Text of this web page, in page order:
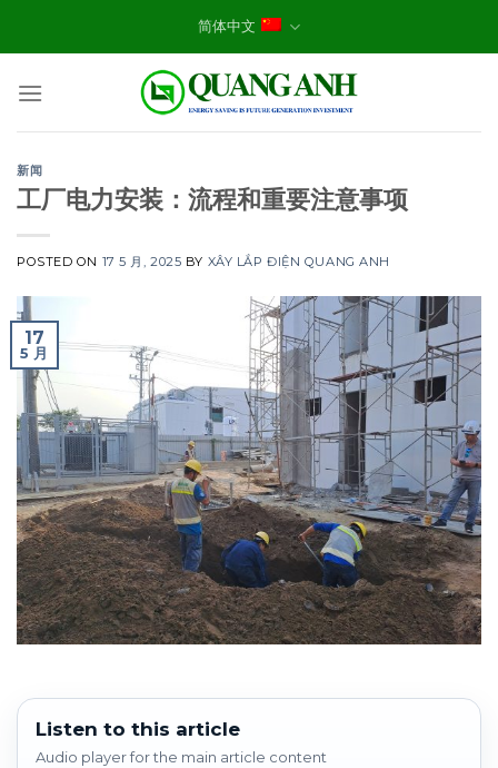
简体中文
新闻
工厂电力安装：流程和重要注意事项
POSTED ON 17 5 月, 2025 BY XÂY LẮP ĐIỆN QUANG ANH
17
5 月
Listen to this article
Audio player for the main article content